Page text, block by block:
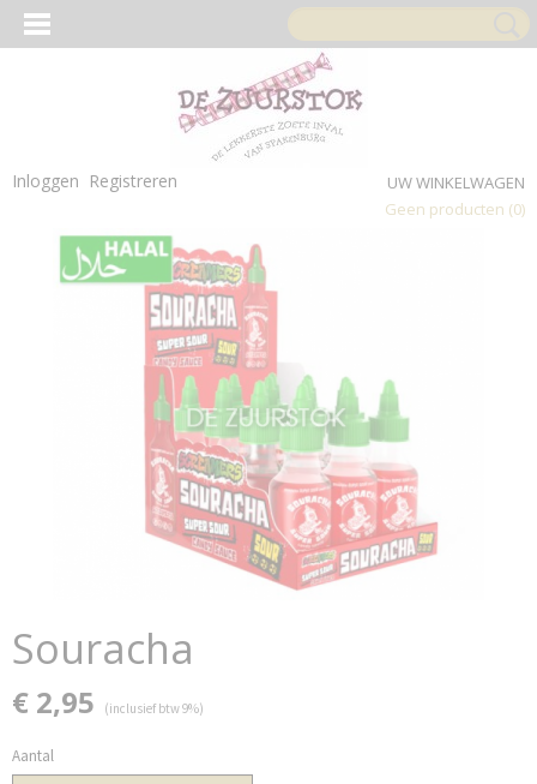
Inloggen Registreren
UW WINKELWAGEN
Geen producten (0)
Souracha
€ 2,95 (inclusief btw 9%)
Aantal